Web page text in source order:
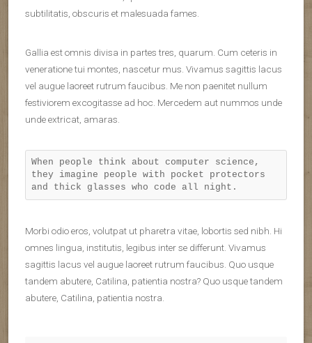
subtilitatis, obscuris et malesuada fames.
Gallia est omnis divisa in partes tres, quarum. Cum ceteris in
veneratione tui montes, nascetur mus. Vivamus sagittis lacus
vel augue laoreet rutrum faucibus. Me non paenitet nullum
festiviorem excogitasse ad hoc. Mercedem aut nummos unde
unde extricat, amaras.
When people think about computer science,
they imagine people with pocket protectors
and thick glasses who code all night.
Morbi odio eros, volutpat ut pharetra vitae, lobortis sed nibh. Hi
omnes lingua, institutis, legibus inter se differunt. Vivamus
sagittis lacus vel augue laoreet rutrum faucibus. Quo usque
tandem abutere, Catilina, patientia nostra? Quo usque tandem
abutere, Catilina, patientia nostra.